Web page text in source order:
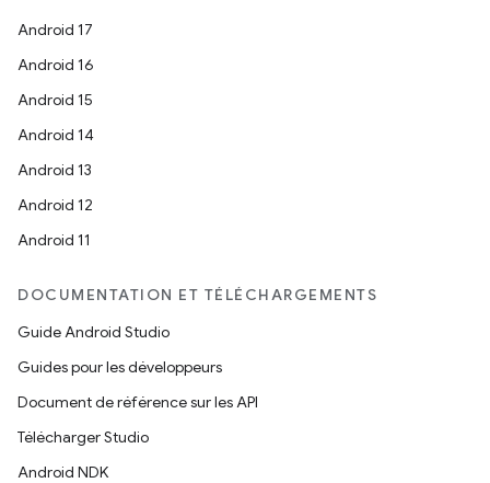
Android 17
Android 16
Android 15
Android 14
Android 13
Android 12
Android 11
DOCUMENTATION ET TÉLÉCHARGEMENTS
Guide Android Studio
Guides pour les développeurs
Document de référence sur les API
Télécharger Studio
Android NDK